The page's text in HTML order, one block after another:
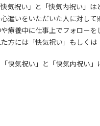
気祝い」と「快気内祝い」
遣いをいただいた人に対して
療養中に仕事上でフォロー
方には「快気祝い」もしくは
快気祝い」と「快気内祝い